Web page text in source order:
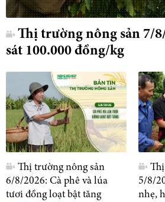
Thị trường nông sản 7/
sát 100.000 đồng/kg
Thị trường nông sản
6/8/2026: Cà phê và lúa
tươi đồng loạt bật tăng
5/8/
nhẹ,